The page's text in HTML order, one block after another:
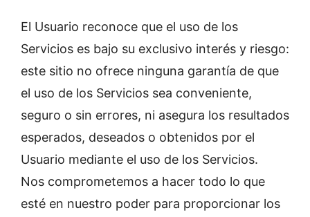
El Usuario reconoce que el uso de los
Servicios es bajo su exclusivo interés y riesgo:
este sitio no ofrece ninguna garantía de que
el uso de los Servicios sea conveniente,
seguro o sin errores, ni asegura los resultados
esperados, deseados o obtenidos por el
Usuario mediante el uso de los Servicios.
Nos comprometemos a hacer todo lo que
esté en nuestro poder para proporcionar los